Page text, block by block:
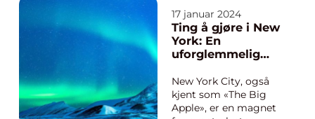
interessert i naturen,
kulturen eller bare
ønsker å slappe ...
17 januar 2024
Ting å gjøre i New
York: En
uforglemmelig
New York City, også
kjent som «The Big
Apple», er en magnet